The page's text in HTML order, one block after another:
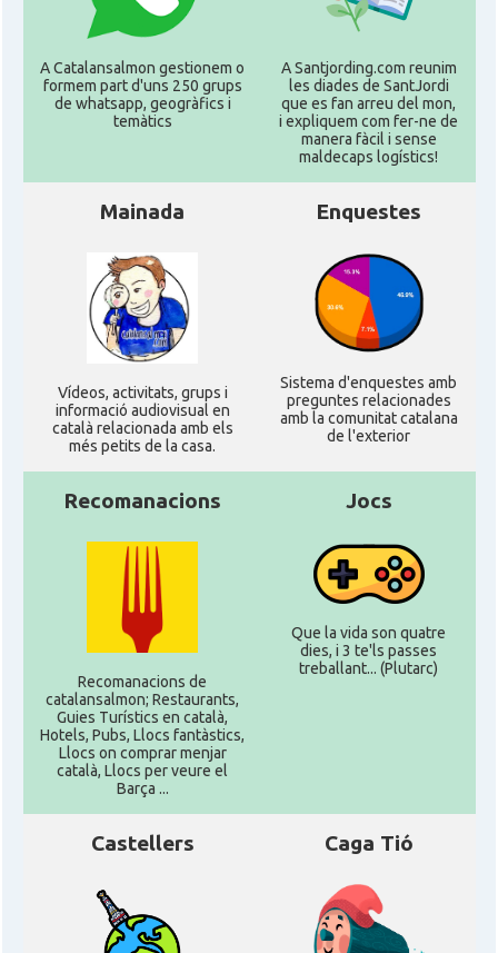
CAMON CATALANS A GUILDFORD
CAMON Catalans a HEREFORD
Catalans a Ipswich
CAMON Catalans a KETTERING
CAMON Catalans a Leeds - Uk
CAMON Catalans a LEICESTER
CAMON Catalans a Lincoln
CAMON Catalans a LIVERPOOL
CAMON CATALANS A LONDON - Londres
CAMON CATALANS A MANCHESTER
Catalans a MILTON KEYNES
CAMON Catalans a Newcastle upon Tyne
CAMON
CAMON Catalans a Portsmouth
A Catalansalmon gestionem o
formem part d'uns 250 grups
de whatsapp, geogràfics i
temàtics
A Santjording.com reunim
les diades de SantJordi
que es fan arreu del mon,
i expliquem com fer-ne de
manera fàcil i sense
maldecaps logí­stics!
Mainada
Ví­deos, activitats, grups i
informació audiovisual en
català relacionada amb els
més petits de la casa.
Enquestes
Sistema d'enquestes amb
preguntes relacionades
amb la comunitat catalana
de l'exterior
Recomanacions
Recomanacions de
catalansalmon; Restaurants,
Guies Turístics en català,
Hotels, Pubs, Llocs fantàstics,
Llocs on comprar menjar
català, Llocs per veure el
Barça ...
Jocs
Que la vida son quatre
dies, i 3 te'ls passes
treballant... (Plutarc)
Castellers Caga Tió